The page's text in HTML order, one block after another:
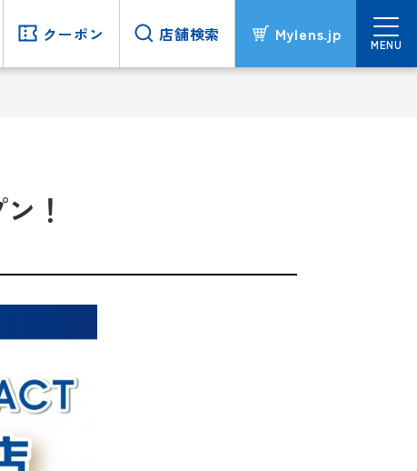
クーポン 店舗検索 Mylens.jp
MENU
！
クーポン 店舗検索 Mylens.jp
MENU